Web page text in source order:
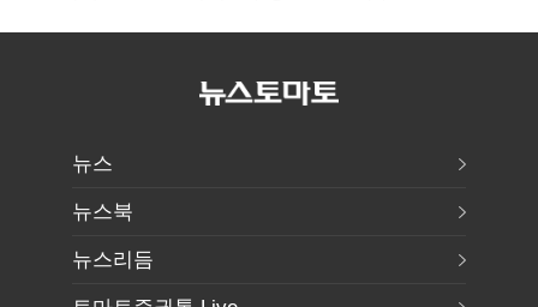
"즉각 중단 촉구"
건드렸다
뒤집힐 땐
뉴스
뉴스북
뉴스리듬